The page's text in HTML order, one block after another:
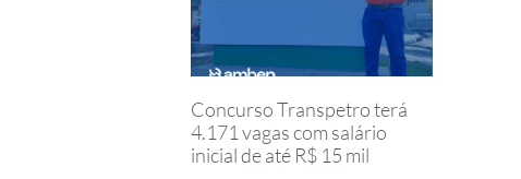
Concurso Transpetro terá
4.171 vagas com salário
inicial de até R$ 15 mil